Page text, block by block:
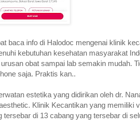
baca info di Halodoc mengenai klinik
kebutuhan kesehatan masyarakat
obat sampai lab semakin mudah.
saja. Praktis kan..
estetika yang didirikan oleh dr.
Klinik Kecantikan yang memiliki
di 13 cabang yang tersebar di